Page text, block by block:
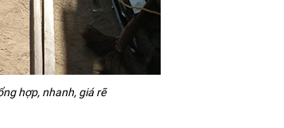
hợp, nhanh, giá rẽ